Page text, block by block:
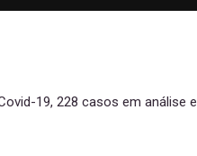
19, 228 casos em análise e